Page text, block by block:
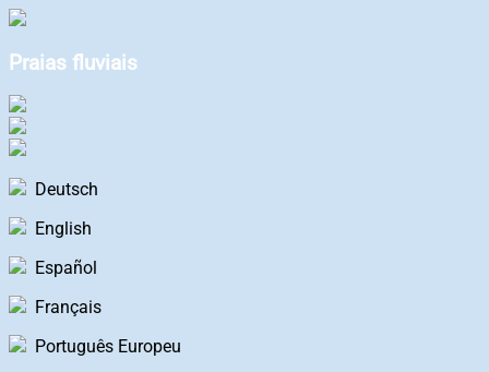
Praias fluviais
Deutsch
English
Español
Français
Português Europeu